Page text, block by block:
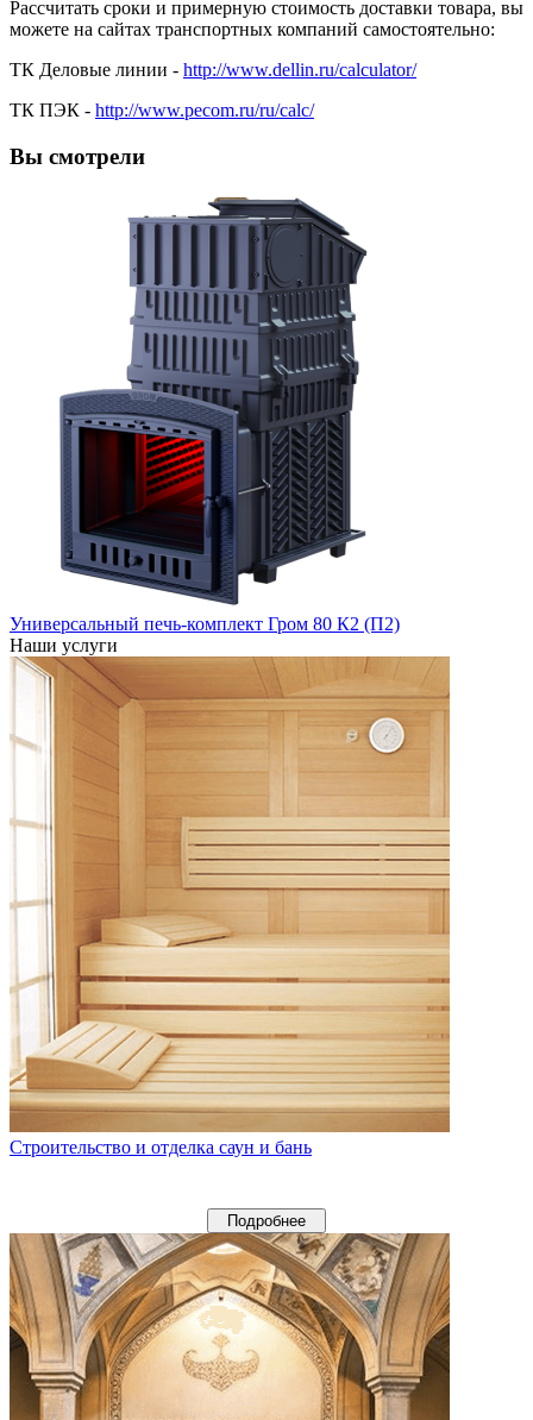
Рассчитать сроки и примерную стоимость доставки товара, вы
можете на сайтах транспортных компаний самостоятельно:
ТК Деловые линии - http://www.dellin.ru/calculator/
ТК ПЭК - http://www.pecom.ru/ru/calc/
Вы смотрели
Универсальный печь-комплект Гром 80 К2 (П2)
Наши услуги
Строительство и отделка саун и бань
Подробнее